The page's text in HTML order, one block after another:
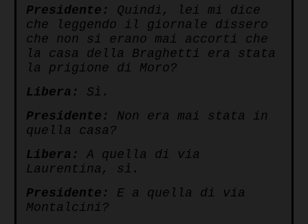
Presidente:
Quindi, lei mi dice
che leggendo il giornale dissero
che non si erano mai accorti che
la casa della Braghetti era stata
la prigione di Moro?
Libera:
Sì.
Presidente:
Non era mai stata in
quella casa?
Libera:
A quella di via
Laurentina, sì.
Presidente:
E a quella di via
Montalcini?